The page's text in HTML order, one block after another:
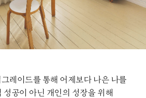
레이드를 통해 어제보다 나은 나를
성공이 아닌 개인의 성장을 위해